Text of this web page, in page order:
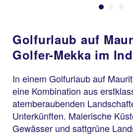
Golfurlaub auf
Golfer-Mekka im
In einem Golfurlaub auf
eine Kombination aus
atemberaubenden
Unterkünften. Malerische
Gewässer und sattgrüne